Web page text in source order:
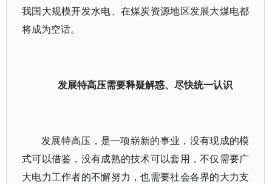
我国大规模开发水电、在煤炭资源地区发展大煤电都
将成为空话。
发展特高压需要释疑解惑、尽快统一认识
发展特高压，是一项崭新的事业，没有现成的模
式可以借鉴，没有成熟的技术可以套用，不仅需要广
大电力工作者的不懈努力，也需要社会各界的大力支